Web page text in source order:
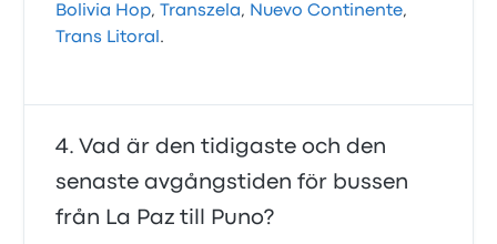
Bolivia Hop, Transzela, Nuevo Continente,
Trans Litoral .
Vad är den tidigaste och den
senaste avgångstiden för bussen
från La Paz till Puno?